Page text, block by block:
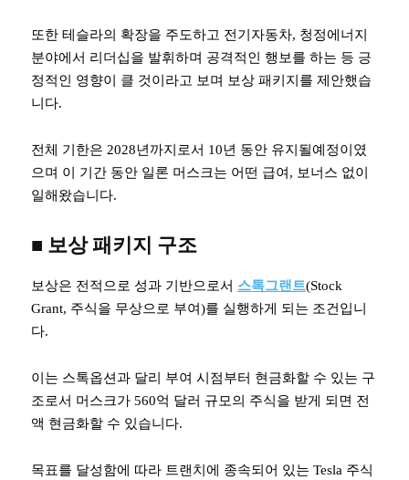
또한 테슬라의 확장을 주도하고 전기자동차, 청정에너지
분야에서 리더십을 발휘하며 공격적인 행보를 하는 등 긍
정적인 영향이 클 것이라고 보며 보상 패키지를 제안했습
니다.
전체 기한은 2028년까지로서 10년 동안 유지될예정이였
으며 이 기간 동안 일론 머스크는 어떤 급여, 보너스 없이
일해왔습니다.
■ 보상 패키지 구조
보상은 전적으로 성과 기반으로서 스톡그랜트(Stock
Grant, 주식을 무상으로 부여)를 실행하게 되는 조건입니
다.
이는 스톡옵션과 달리 부여 시점부터 현금화할 수 있는 구
조로서 머스크가 560억 달러 규모의 주식을 받게 되면 전
액 현금화할 수 있습니다.
목표를 달성함에 따라 트랜치에 종속되어 있는 Tesla 주식